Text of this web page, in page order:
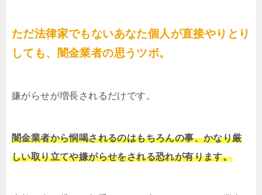
ただ法律家でもないあなた個人が直接やりとり
しても、闇金業者の思うツボ。
嫌がらせが増長されるだけです。
闇金業者から恫喝されるのはもちろんの事、かなり厳
しい取り立てや嫌がらせをされる恐れが有ります。